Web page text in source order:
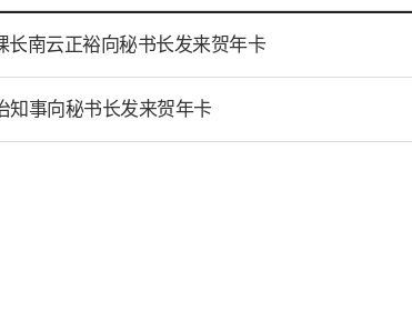
长南云正裕向秘书长发来贺年卡
知事向秘书长发来贺年卡